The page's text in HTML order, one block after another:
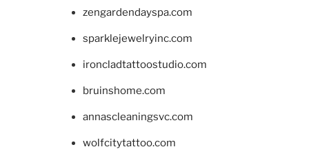
zengardendayspa.com
sparklejewelryinc.com
ironcladtattoostudio.com
bruinshome.com
annascleaningsvc.com
wolfcitytattoo.com